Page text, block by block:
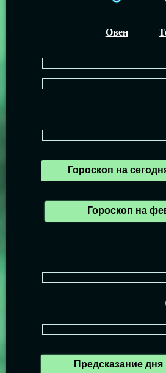
Овен
Гороскоп на
Гороскоп на
Предсказание дня